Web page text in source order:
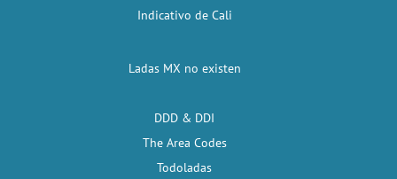
Indicativo de Cali
Ladas MX no existen
DDD & DDI
The Area Codes
Todoladas